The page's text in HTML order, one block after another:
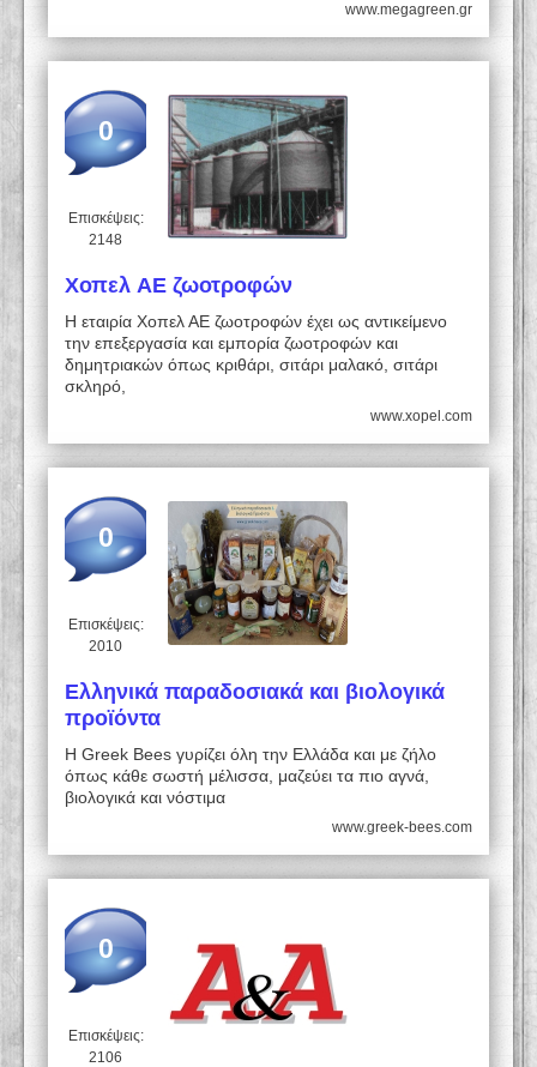
www.megagreen.gr
0
Επισκέψεις:
2148
Χοπελ ΑΕ ζωοτροφών
Η εταιρία Χοπελ ΑΕ ζωοτροφών έχει ως αντικείμενο
την επεξεργασία και εμπορία ζωοτροφών και
δημητριακών όπως κριθάρι, σιτάρι μαλακό, σιτάρι
σκληρό,
www.xopel.com
0
Επισκέψεις:
2010
Ελληνικά παραδοσιακά και βιολογικά
προϊόντα
Η Greek Bees γυρίζει όλη την Ελλάδα και με ζήλο
όπως κάθε σωστή μέλισσα, μαζεύει τα πιο αγνά,
βιολογικά και νόστιμα
www.greek-bees.com
0
Επισκέψεις:
2106